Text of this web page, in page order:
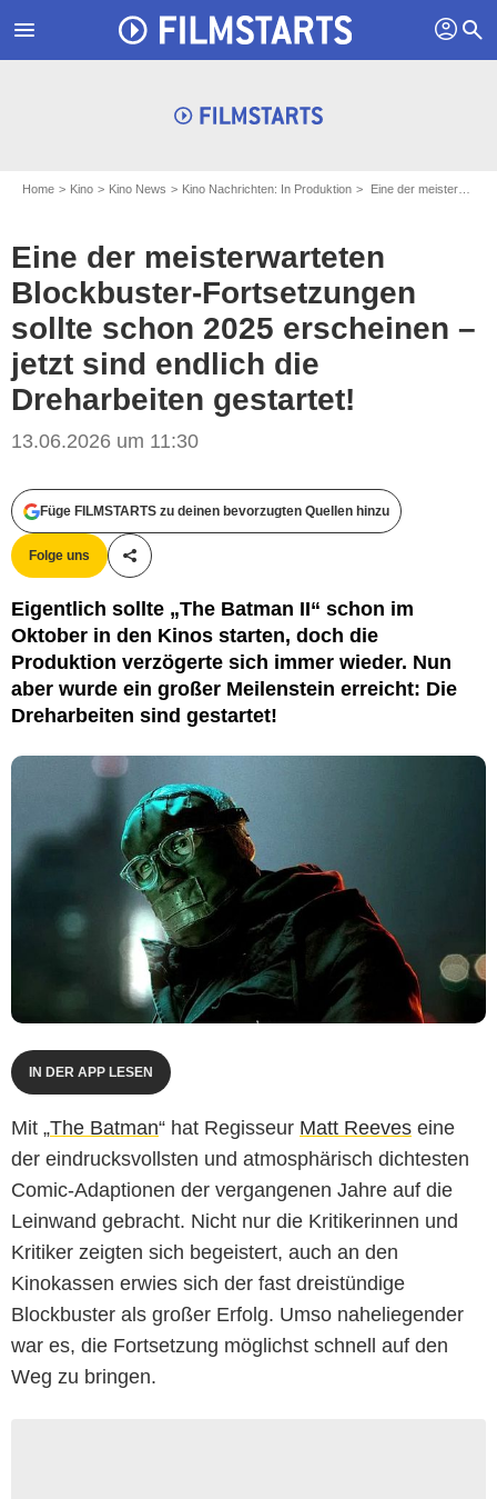
menu profil search
Home Kino Kino News Kino Nachrichten: In Produktion Eine der meisterwarteten Blockbuster-Fortsetzungen sollte schon 2025 erscheinen – jetzt sind endlich die Dreharbeiten gestartet!
Eine der meisterwarteten
Blockbuster-Fortsetzungen
sollte schon 2025 erscheinen –
jetzt sind endlich die
Dreharbeiten gestartet!
13.06.2026 um 11:30
Füge FILMSTARTS zu deinen bevorzugten Quellen hinzu
Folge uns
Teile diesen Artikel
Eigentlich sollte „The Batman II“ schon im
Oktober in den Kinos starten, doch die
Produktion verzögerte sich immer wieder. Nun
aber wurde ein großer Meilenstein erreicht: Die
Dreharbeiten sind gestartet!
IN DER APP LESEN
Mit „The Batman“ hat Regisseur Matt Reeves eine
der eindrucksvollsten und atmosphärisch dichtesten
Comic-Adaptionen der vergangenen Jahre auf die
Leinwand gebracht. Nicht nur die Kritikerinnen und
Kritiker zeigten sich begeistert, auch an den
Kinokassen erwies sich der fast dreistündige
Blockbuster als großer Erfolg. Umso naheliegender
war es, die Fortsetzung möglichst schnell auf den
Weg zu bringen.